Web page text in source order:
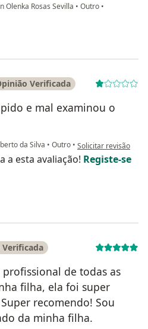
Olenka Rosas Sevilla • Outro •
Guerra
Verificada
e mal examinou o
da Silva • Outro • na opinião do
Solicitar revisão
a esta avaliação! Registe-se
Verificada
de todas as
filha, ela foi super
recomendo! Sou
da minha filha.